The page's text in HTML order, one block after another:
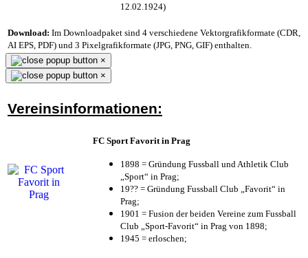
12.02.1924)
Download: Im Downloadpaket sind 4 verschiedene Vektorgrafikformate (CDR,
AI EPS, PDF) und 3 Pixelgrafikformate (JPG, PNG, GIF) enthalten.
×
×
Vereinsinformationen:
FC Sport Favorit in Prag
1898 = Gründung Fussball und Athletik Club
„Sport“ in Prag;
19?? = Gründung Fussball Club „Favorit“ in
Prag;
1901 = Fusion der beiden Vereine zum Fussball
Club „Sport-Favorit“ in Prag von 1898;
1945 = erloschen;